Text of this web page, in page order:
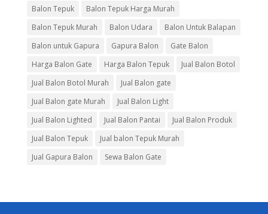
Balon Tepuk
Balon Tepuk Harga Murah
Balon Tepuk Murah
Balon Udara
Balon Untuk Balapan
Balon untuk Gapura
Gapura Balon
Gate Balon
Harga Balon Gate
Harga Balon Tepuk
Jual Balon Botol
Jual Balon Botol Murah
Jual Balon gate
Jual Balon gate Murah
Jual Balon Light
Jual Balon Lighted
Jual Balon Pantai
Jual Balon Produk
Jual Balon Tepuk
Jual balon Tepuk Murah
Jual Gapura Balon
Sewa Balon Gate